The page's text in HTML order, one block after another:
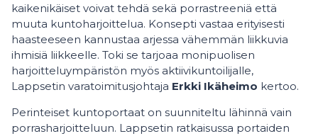
kaikenikäiset voivat tehdä sekä porrastreeniä että
muuta kuntoharjoittelua. Konsepti vastaa erityisesti
haasteeseen kannustaa arjessa vähemmän liikkuvia
ihmisiä liikkeelle. Toki se tarjoaa monipuolisen
harjoitteluympäristön myös aktiivikuntoilijalle,
Lappsetin varatoimitusjohtaja Erkki Ikäheimo kertoo.
Perinteiset kuntoportaat on suunniteltu lähinnä vain
porrasharjoitteluun. Lappsetin ratkaisussa portaiden